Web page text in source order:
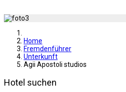
Home
Fremdenführer
Unterkunft
Agii Apostoli studios
Hotel suchen